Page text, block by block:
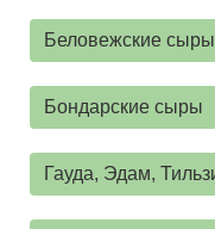
Беловежские сыры
Бондарские сыры
Гауда, Эдам,